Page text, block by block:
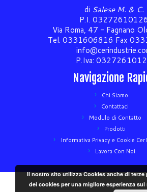
di Salese M. & C.
P.I. 03272610126
Via Roma, 47 - Fagnano
Tel. 0331606816 Fax
P.Iva:
Navigazione
Chi Siamo
Contattaci
Modulo di Contatto
Prodotti
Informativa Privacy e Cookie
Lavora Con Noi
Il nostro sito utilizza Cookies anche di
dei cookies per una migliore esperienza